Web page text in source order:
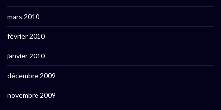
mars 2010
février 2010
janvier 2010
décembre 2009
novembre 2009